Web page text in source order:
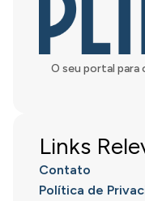
O seu portal
Links
Contato
Política de